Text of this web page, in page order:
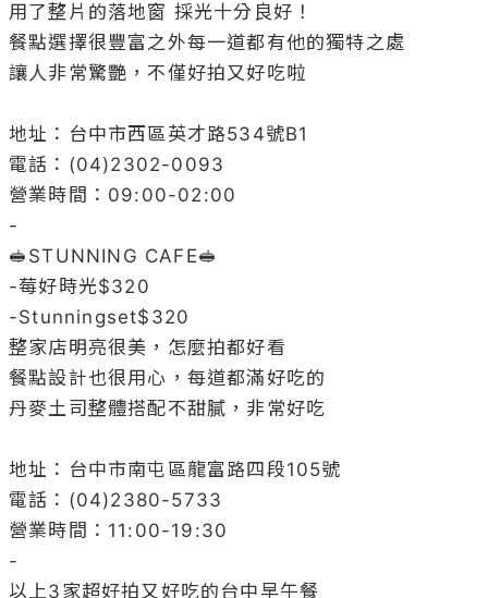
用了整片的落地窗 採光十分良好！
餐點選擇很豐富之外每一道都有他的獨特之處
讓人非常驚艷，不僅好拍又好吃啦
地址：台中市西區英才路534號B1
電話：(04)2302-0093
營業時間：09:00-02:00
-
🥪STUNNING CAFE🥪
-莓好時光$320
-Stunningset$320
整家店明亮很美，怎麼拍都好看
餐點設計也很用心，每道都滿好吃的
丹麥土司整體搭配不甜膩，非常好吃
地址：台中市南屯區龍富路四段105號
電話：(04)2380-5733
營業時間：11:00-19:30
-
以上3家超好拍又好吃的台中早午餐